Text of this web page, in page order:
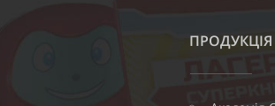
ПРОДУКЦІЯ